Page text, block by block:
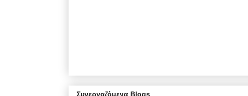
Συνεργαζόμενα Blogs